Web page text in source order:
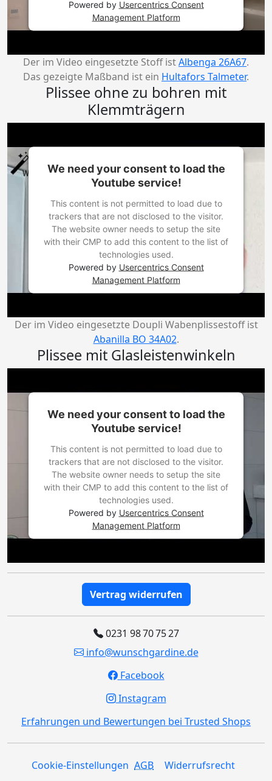
Powered by Usercentrics Consent
Management Platform
Der im Video eingesetzte Stoff istAlbenga 26A67.
Das gezeigte Maßband ist ein Hultafors Talmeter.
Plissee ohne zu bohren mit
Klemmträgern
We need your consent to load the
Youtube service!
This content is not permitted to load due to
trackers that are not disclosed to the visitor.
The website owner needs to setup the site
with their CMP to add this content to the list of
technologies used.
Powered by Usercentrics Consent
Management Platform
Der im Video eingesetzte Doupli Wabenplissestoff ist
Abanilla BO 34A02.
Plissee mit Glasleistenwinkeln
We need your consent to load the
Youtube service!
This content is not permitted to load due to
trackers that are not disclosed to the visitor.
The website owner needs to setup the site
with their CMP to add this content to the list of
technologies used.
Powered by Usercentrics Consent
Management Platform
Vertrag widerrufen
0231 98 70 75 27
info@wunschgardine.de
Facebook
Instagram
Erfahrungen und Bewertungen bei Trusted Shops
Cookie-Einstellungen AGB Widerrufsrecht